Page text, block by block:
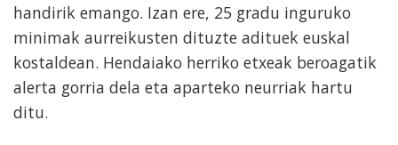
handirik emango. Izan ere, 25 gradu inguruko
minimak aurreikusten dituzte adituek euskal
kostaldean. Hendaiako herriko etxeak beroagatik
alerta gorria dela eta aparteko neurriak hartu
ditu.